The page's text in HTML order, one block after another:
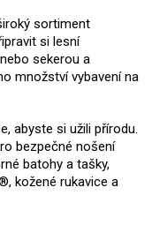
sortiment
si lesní
sekerou a
množství vybavení na
abyste si užili přírodu.
bezpečné nošení
batohy a tašky,
kožené rukavice a